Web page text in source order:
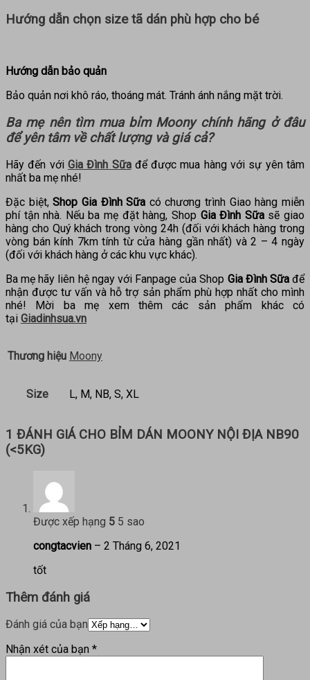
Hướng dẫn chọn size tã dán phù hợp cho bé
Hướng dẫn bảo quản
Bảo quản nơi khô ráo, thoáng mát. Tránh ánh nắng mặt trời.
Ba mẹ nên tìm mua bỉm Moony chính hãng ở đâu
để yên tâm về chất lượng và giá cả?
Hãy đến với Gia Đình Sữađể được mua hàng với sự yên tâm
nhất ba mẹ nhé!
Đặc biệt,Shop Gia Đình Sữa có chương trình Giao hàng miễn
phí tận nhà. Nếu ba mẹ đặt hàng, Shop Gia Đình Sữasẽ giao
hàng cho Quý khách trong vòng 24h (đối với khách hàng trong
vòng bán kính 7km tính từ cửa hàng gần nhất) và 2 – 4 ngày
(đối với khách hàng ở các khu vực khác).
Ba mẹ hãy liên hệ ngay với Fanpage của Shop Gia Đình Sữađể
nhận được tư vấn và hỗ trợ sản phẩm phù hợp nhất cho mình
nhé! Mời ba mẹ xem thêm các sản phẩm khác có
tại Giadinhsua.vn
Thương hiệu Moony
Size L, M, NB, S, XL
1 ĐÁNH GIÁ CHO BỈM DÁN MOONY NỘI ĐỊA NB90
(<5KG)
Được xếp hạng 5 5 sao
congtacvien – 2 Tháng 6, 2021
tốt
Thêm đánh giá
Đánh giá của bạn
Nhận xét của bạn *